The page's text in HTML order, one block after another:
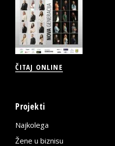
ČITAJ ONLINE
Projekti
Najkolega
Žene u biznisu